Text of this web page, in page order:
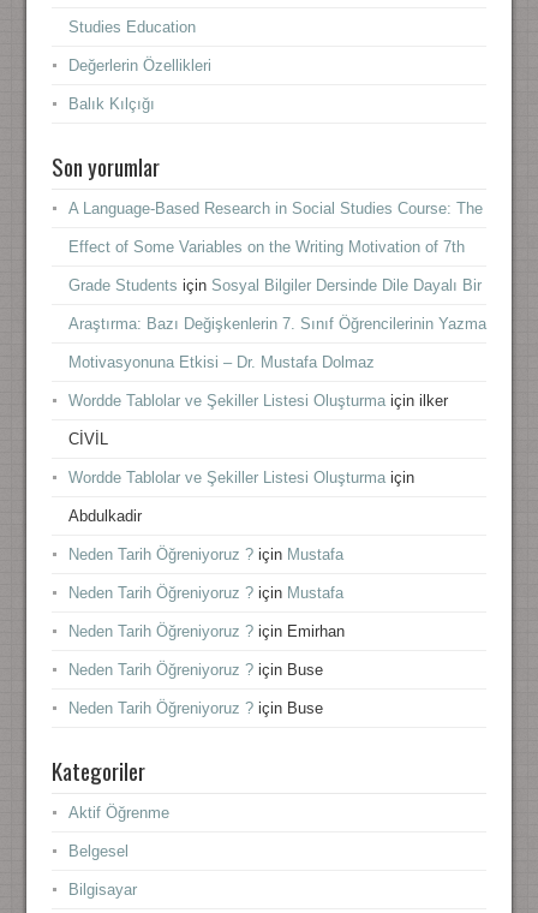
Studies Education
Değerlerin Özellikleri
Balık Kılçığı
Son yorumlar
A Language-Based Research in Social Studies Course: The
Effect of Some Variables on the Writing Motivation of 7th
Grade Students için Sosyal Bilgiler Dersinde Dile Dayalı Bir
Araştırma: Bazı Değişkenlerin 7. Sınıf Öğrencilerinin Yazma
Motivasyonuna Etkisi – Dr. Mustafa Dolmaz
Wordde Tablolar ve Şekiller Listesi Oluşturmaiçin ilker
CİVİL
Wordde Tablolar ve Şekiller Listesi Oluşturmaiçin
Abdulkadir
Neden Tarih Öğreniyoruz ?için Mustafa
Neden Tarih Öğreniyoruz ?için Mustafa
Neden Tarih Öğreniyoruz ?için Emirhan
Neden Tarih Öğreniyoruz ?için Buse
Neden Tarih Öğreniyoruz ?için Buse
Kategoriler
Aktif Öğrenme
Belgesel
Bilgisayar